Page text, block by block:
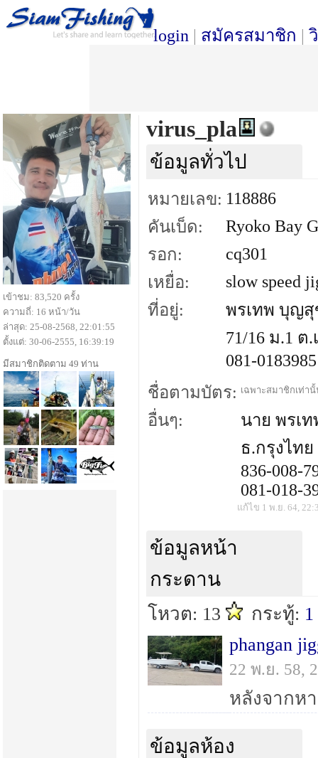
login | สมัครสมาชิก |
virus_pla
ข้อมูลทั่วไป
หมายเลข: 118886
คันเบ็ด:
Ryoko Bay
รอก:
cq301
เหยื่อ:
slow speed
ที่อยู่:
พรเทพ บุญ
71/16 ม.1 ต
081-0183985
ชื่อตามบัตร: เฉพาะสมาชิกเท่า
อื่นๆ:
นาย พรเ
ธ.กรุงไท
836-008-
081-018-
แก้ไข 1 พ.ย. 64,
ข้อมูลหน้า
กระดาน
โหวต: 13 กระทู้: 1
phangan
22 พ.ย. 58,
ข้อมูลห้อง
เข้าชม: 83,520 ครั้ง
ความถี่: 16 หน้า/วัน
ล่าสุด: 25-08-2568, 22:01:55
ตั้งแต่: 30-06-2555, 16:39:19
มีสมาชิกติดตาม 49 ท่าน